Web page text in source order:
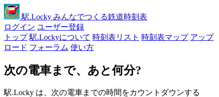
駅.Locky みんなでつくる鉄道時刻表
ログイン ユーザー登録
トップ 駅.Lockyについて 時刻表リスト 時刻表マップ アップ
ロード フォーラム 使い方
次の電車まで、あと何分?
駅.Locky は、次の電車までの時間をカウントダウンする